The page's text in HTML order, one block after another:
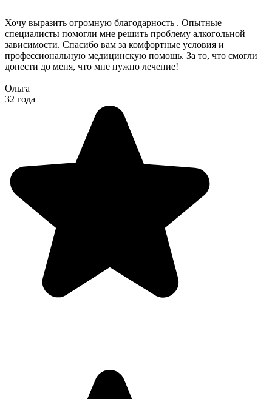
Хочу выразить огромную благодарность . Опытные
специалисты помогли мне решить проблему алкогольной
зависимости. Спасибо вам за комфортные условия и
профессиональную медицинскую помощь. За то, что смогли
донести до меня, что мне нужно лечение!
Ольга
32 года